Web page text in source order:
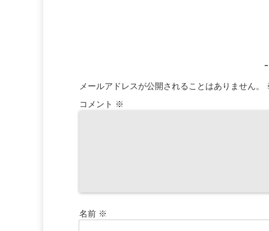
メールアドレスが公開されることはありません。
コメント ※
名前 ※